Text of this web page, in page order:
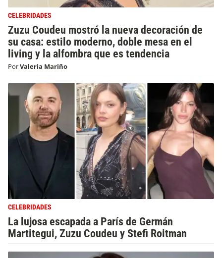
CELEBRIDADES
Zuzu Coudeu mostró la nueva decoración de
su casa: estilo moderno, doble mesa en el
living y la alfombra que es tendencia
PorValeria Mariño
CELEBRIDADES
La lujosa escapada a París de Germán
Martitegui, Zuzu Coudeu y Stefi Roitman